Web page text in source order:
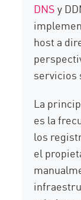
DNSy
host a
servicios
La
es la
los
el